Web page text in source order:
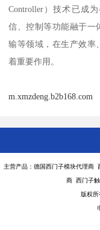
Controller）技术已成
信、控制等功能融于一
输等领域，在生产效率
着重要作用。
m.xmzdeng.b2b168.com
主营产品：德国西门子模块代理商
商 西门子
版权所